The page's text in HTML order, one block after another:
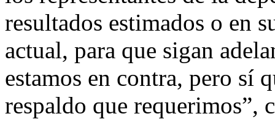
resultados estimados o en
actual, para que sigan
estamos en contra, pero sí
respaldo que requerimos”,